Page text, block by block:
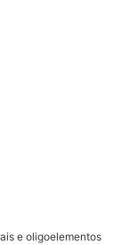
e oligoelementos